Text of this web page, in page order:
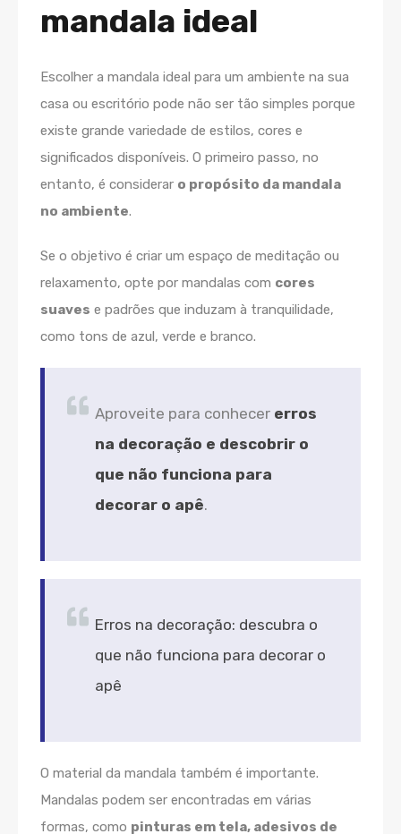
mandala ideal
Escolher a mandala ideal para um ambiente na sua
casa ou escritório pode não ser tão simples porque
existe grande variedade de estilos, cores e
significados disponíveis. O primeiro passo, no
entanto, é considerar o propósito da mandala
no ambiente.
Se o objetivo é criar um espaço de meditação ou
relaxamento, opte por mandalas com cores
suaves e padrões que induzam à tranquilidade,
como tons de azul, verde e branco.
Aproveite para conhecer erros
na decoração e descobrir o
que não funciona para
decorar o apê.
Erros na decoração: descubra o
que não funciona para decorar o
apê
O material da mandala também é importante.
Mandalas podem ser encontradas em várias
formas, como pinturas em tela, adesivos de